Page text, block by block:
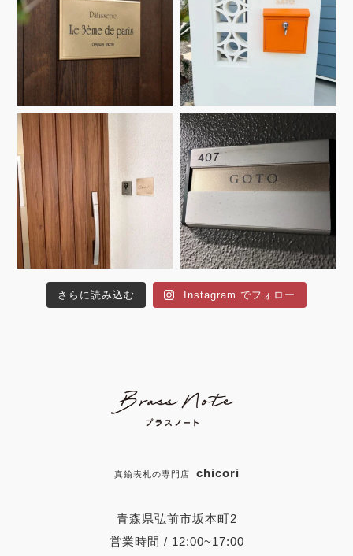
真鍮表札の専門店 chicori
青森県弘前市坂本町2
営業時間 / 12:00~17:00
さらに読み込む Instagram でフォロー